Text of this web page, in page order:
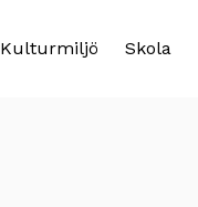
Kulturmiljö Skola